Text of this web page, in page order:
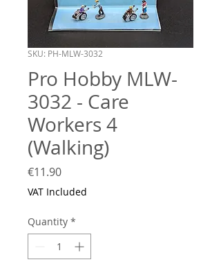
SKU: PH-MLW-3032
Pro Hobby MLW-
3032 - Care
Workers 4
(Walking)
€11.90Price
VAT Included
Quantity *